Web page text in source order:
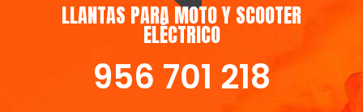
LLANTAS PARA MOTO Y SCOOTER
ELÉCTRICO
956 701 218